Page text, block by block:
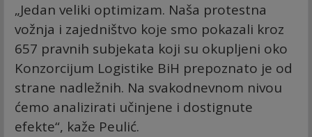
„Jedan veliki optimizam. Naša protestna
vožnja i zajedništvo koje smo pokazali kroz
657 pravnih subjekata koji su okupljeni oko
Konzorcijum Logistike BiH prepoznato je od
strane nadležnih. Na svakodnevnom nivou
ćemo analizirati učinjene i dostignute
efekte“, kaže Peulić.